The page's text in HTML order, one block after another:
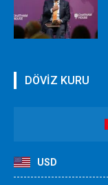
DÖVİZ KURU
USD